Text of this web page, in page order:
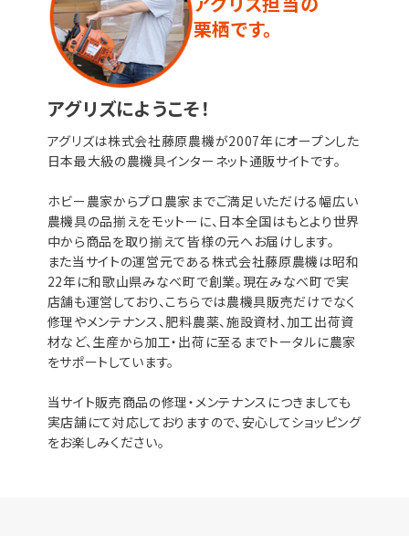
栗栖です。
アグリズにようこそ！
アグリズは株式会社藤原農機が2007年にオープンした
日本最大級の農機具インターネット通販サイトです。
ホビー農家からプロ農家までご満足いただける幅広い
農機具の品揃えをモットーに、日本全国はもとより世界
中から商品を取り揃えて皆様の元へお届けします。
また当サイトの運営元である株式会社藤原農機は昭和
22年に和歌山県みなべ町で創業。現在みなべ町で実
店舗も運営しており、こちらでは農機具販売だけでなく
修理やメンテナンス、肥料農薬、施設資材、加工出荷資
材など、生産から加工・出荷に至るまでトータルに農家
をサポートしています。
当サイト販売商品の修理・メンテナンスにつきましても
実店舗にて対応しておりますので、安心してショッピング
をお楽しみください。